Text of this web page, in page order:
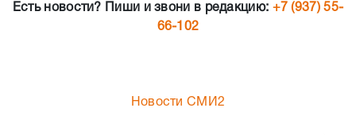
Есть новости? Пиши и звони в редакцию: +7 (937) 55-
66-102
Новости СМИ2